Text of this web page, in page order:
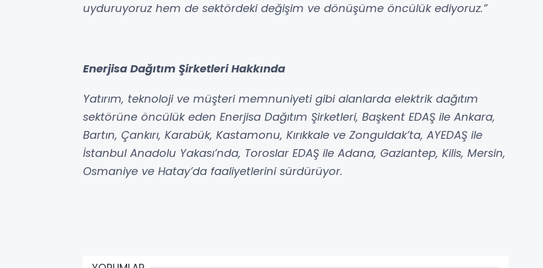
uyduruyoruz hem de sektördeki değişim ve dönüşüme öncülük ediyoruz.”
Enerjisa Dağıtım Şirketleri Hakkında
Yatırım, teknoloji ve müşteri memnuniyeti gibi alanlarda elektrik dağıtım
sektörüne öncülük eden Enerjisa Dağıtım Şirketleri, Başkent EDAŞ ile Ankara,
Bartın, Çankırı, Karabük, Kastamonu, Kırıkkale ve Zonguldak’ta, AYEDAŞ ile
İstanbul Anadolu Yakası’nda, Toroslar EDAŞ ile Adana, Gaziantep, Kilis, Mersin,
Osmaniye ve Hatay’da faaliyetlerini sürdürüyor.